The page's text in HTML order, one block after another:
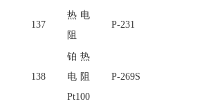
137
热电
阻
P-231
138
铂热
电阻
Pt100
P-269S